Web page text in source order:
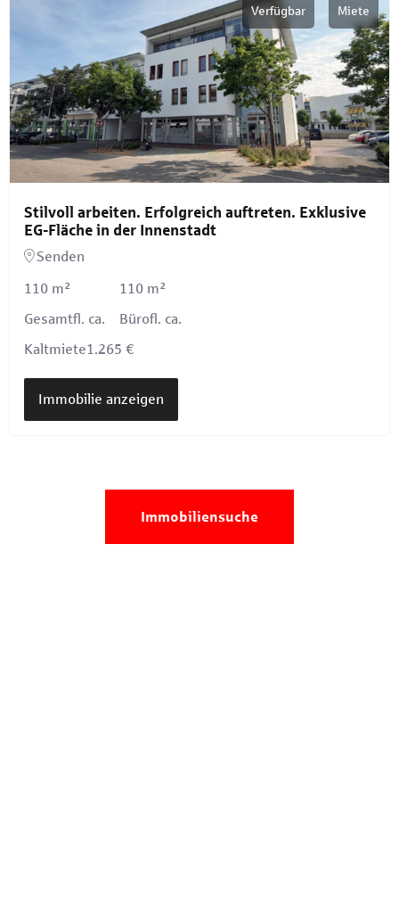
Verfügbar Miete
Stilvoll arbeiten. Erfolgreich auftreten. Exklusive
EG-Fläche in der Innenstadt
Senden
110 m²
Gesamtfl. ca.
110 m²
Bürofl. ca.
Kaltmiete1.265 €
Immobilie anzeigen
Immobiliensuche